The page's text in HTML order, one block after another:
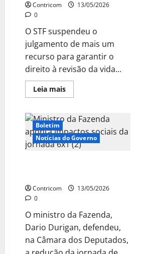
Contricom
13/05/2026
0
O STF suspendeu o
julgamento de mais um
recurso para garantir o
direito à revisão da vida...
Leia maisLeia
mais
suspende
julgamento
de
recurso
para
garantir
Boletim
Notícias do Governo
Contricom
13/05/2026
0
O ministro da Fazenda,
Dario Durigan, defendeu,
na Câmara dos Deputados,